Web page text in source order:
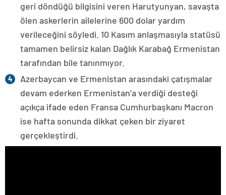
geri döndüğü bilgisini veren Harutyunyan, savaşta
ölen askerlerin ailelerine 600 dolar yardım
verileceğini söyledi. 10 Kasım anlaşmasıyla statüsü
tamamen belirsiz kalan Dağlık Karabağ Ermenistan
tarafından bile tanınmıyor.
Azerbaycan ve Ermenistan arasındaki çatışmalar
devam ederken Ermenistan’a verdiği desteği
açıkça ifade eden Fransa Cumhurbaşkanı Macron
ise hafta sonunda dikkat çeken bir ziyaret
gerçekleştirdi.